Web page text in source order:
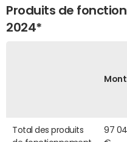
Produits de
2024*
Total des produits
97